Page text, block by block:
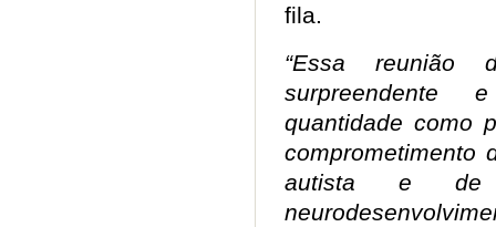
fila.
“Essa
surpreendente
quantidade como
comprometimento
autista e de